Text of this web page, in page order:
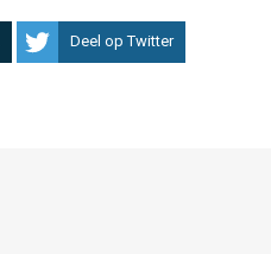
Deel op Twitter